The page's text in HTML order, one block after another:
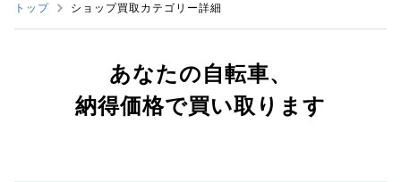
トップ ショップ買取カテゴリー詳細
あなたの自転車、
納得価格で買い取ります